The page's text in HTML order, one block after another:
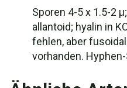
Sporen 4-5 x 1.5-2
allantoid; hyalin in
fehlen, aber
vorhanden.